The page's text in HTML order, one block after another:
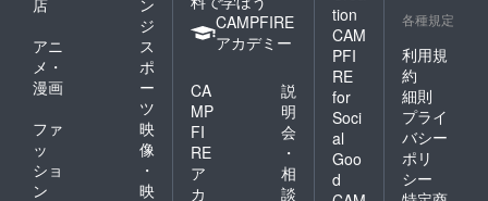
店
ン
ジ
アニ
メ・
漫画
ス
ポ
ー
ツ
ファ
ッ
ショ
ン
映
像
・
映
CAMPFIRE
アカデミー
CA
MP
FI
RE
ア
カ
説
明
会
・
相
談
tion
CAM
PFI
RE
for
Soci
al
Goo
d
各種規定
利用規
約
細則
プライ
バシー
ポリ
シー